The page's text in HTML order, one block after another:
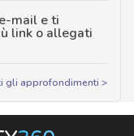
mail e ti
link o allegati
gli approfondimenti >